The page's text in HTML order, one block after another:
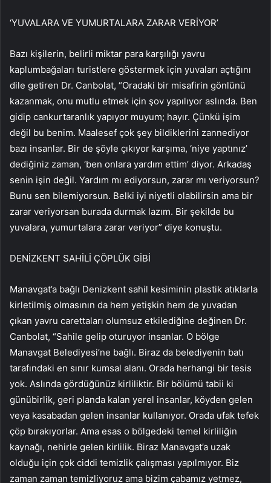
‘YUVALARA VE YUMURTALARA ZARAR VERİYOR’
Bazı kişilerin, belirli miktar para karşılığı yavru
kaplumbağaları turistlere göstermek için yuvaları açtığını
dile getiren Dr. Canbolat, “Oradaki bir misafirin gönlünü
kazanmak, onu mutlu etmek için şov yapılıyor aslında. Ben
gidip cankurtaranlık yapıyor muyum; hayır. Çünkü işim
değil bu benim. Maalesef çok şey bildiklerini zannediyor
bazı insanlar. Bir de şöyle çıkıyor karşıma, ‘niye yaptınız’
dediğiniz zaman, ‘ben onlara yardım ettim’ diyor. Arkadaş
senin işin değil. Yardım mı ediyorsun, zarar mı veriyorsun?
Bunu sen bilemiyorsun. Belki iyi niyetli olabilirsin ama bir
zarar veriyorsan burada durmak lazım. Bir şekilde bu
yuvalara, yumurtalara zarar veriyor” diye konuştu.
DENİZKENT SAHİLİ ÇÖPLÜK GİBİ
Manavgat’a bağlı Denizkent sahil kesiminin plastik atıklarla
kirletilmiş olmasının da hem yetişkin hem de yuvadan
çıkan yavru carettaları olumsuz etkilediğine değinen Dr.
Canbolat, “Sahile gelip oturuyor insanlar. O bölge
Manavgat Belediyesi’ne bağlı. Biraz da belediyenin batı
tarafındaki en sınır kumsal alanı. Orada herhangi bir tesis
yok. Aslında gördüğünüz kirliliktir. Bir bölümü tabii ki
günübirlik, geri planda kalan yerel insanlar, köyden gelen
veya kasabadan gelen insanlar kullanıyor. Orada ufak tefek
çöp bırakıyorlar. Ama esas o bölgedeki temel kirliliğin
kaynağı, nehirle gelen kirlilik. Biraz Manavgat’a uzak
olduğu için çok ciddi temizlik çalışması yapılmıyor. Biz
zaman zaman temizliyoruz ama bizim çabamız yetmez,